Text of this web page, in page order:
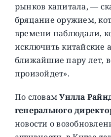
рынков капитала, —
бряцание оружием,
времени наблюдали,
исключить китайские
ближайшие пару лет,
произойдет».
По словамУилла
генерального
новости о